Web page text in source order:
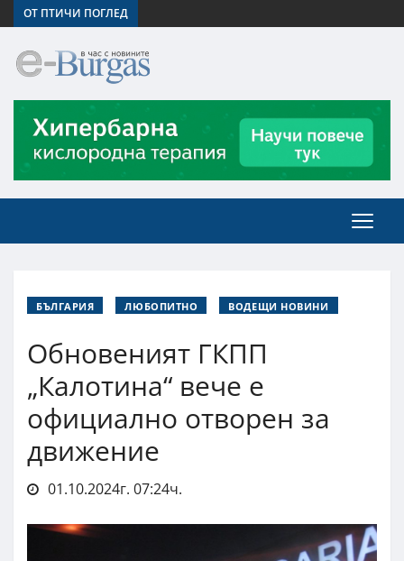
ОТ ПТИЧИ ПОГЛЕД
БЪЛГАРИЯ ЛЮБОПИТНО ВОДЕЩИ НОВИНИ
Обновеният ГКПП
„Калотина“ вече е
официално отворен за
движение
01.10.2024г. 07:24ч.